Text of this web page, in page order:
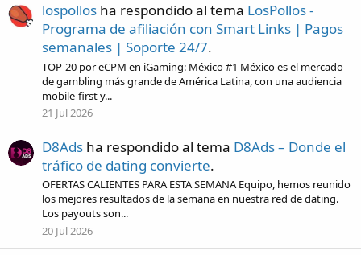
lospollos ha respondido al tema LosPollos -
Programa de afiliación con Smart Links | Pagos
semanales | Soporte 24/7.
TOP-20 por eCPM en iGaming: México #1 México es el mercado
de gambling más grande de América Latina, con una audiencia
mobile-first y...
21 Jul 2026
D8Ads ha respondido al tema D8Ads – Donde el
tráfico de dating convierte.
OFERTAS CALIENTES PARA ESTA SEMANA Equipo, hemos reunido
los mejores resultados de la semana en nuestra red de dating.
Los payouts son...
20 Jul 2026